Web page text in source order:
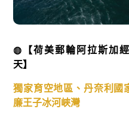
◍【荷美郵輪阿拉斯加
天】
獨家育空地區、丹奈利國
廉王子冰河峽灣